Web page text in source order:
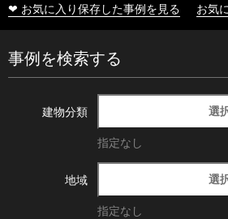
❤ お気に入り保存した事例を見る お気
事例を検索する
建物分類 選
指定なし
地域 選
指定なし